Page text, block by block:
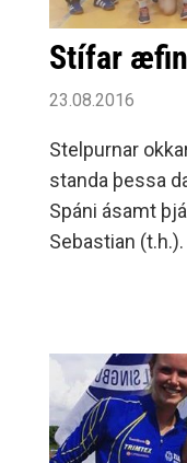
Stífar
23.08.2016
Stelpurnar
standa þessa
Spáni ásamt
Sebastian (t.h.).